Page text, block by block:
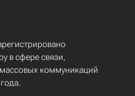
в сфере связи,
коммуникаций